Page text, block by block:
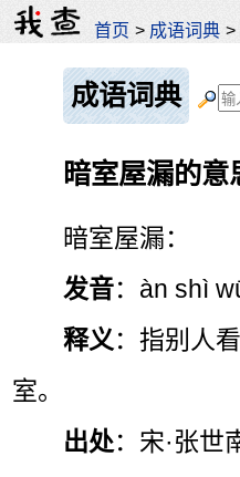
首页 > 成语词典 >
成语词典
暗室屋漏的意
暗室屋漏：
发音：àn shì
释义 ：指别人
室。
出处：宋·张世